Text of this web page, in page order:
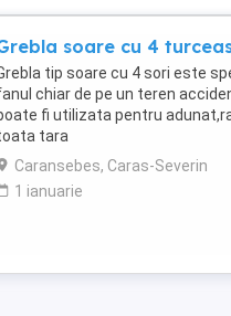
soare cu 4
tip soare cu 4 sori este
chiar de pe un teren
fi utilizata pentru
tara
Caransebes, Caras-Severin
1 ianuarie